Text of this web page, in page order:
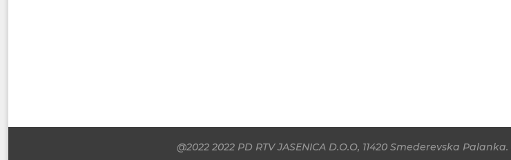
@2022 2022 PD RTV JASENICA D.O.O, 11420 Smederevska